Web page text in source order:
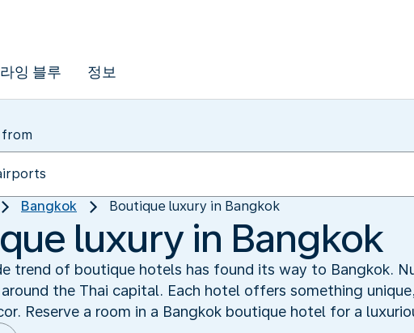
잉 블루 정보
from
Bangkok Boutique luxury in Bangkok
luxury in Bangkok
trend of boutique hotels has found its way to Bangkok.
the Thai capital. Each hotel offers something
Reserve a room in a Bangkok boutique hotel for a